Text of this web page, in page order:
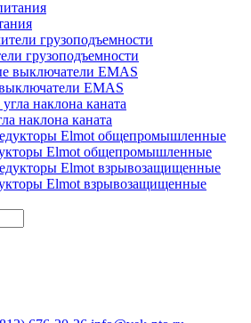
грузоподъемности
EMAS
наклона каната
Elmot общепромышленные
Elmot взрывозащищенные